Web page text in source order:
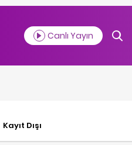
Canlı Yayın
Kayıt Dışı